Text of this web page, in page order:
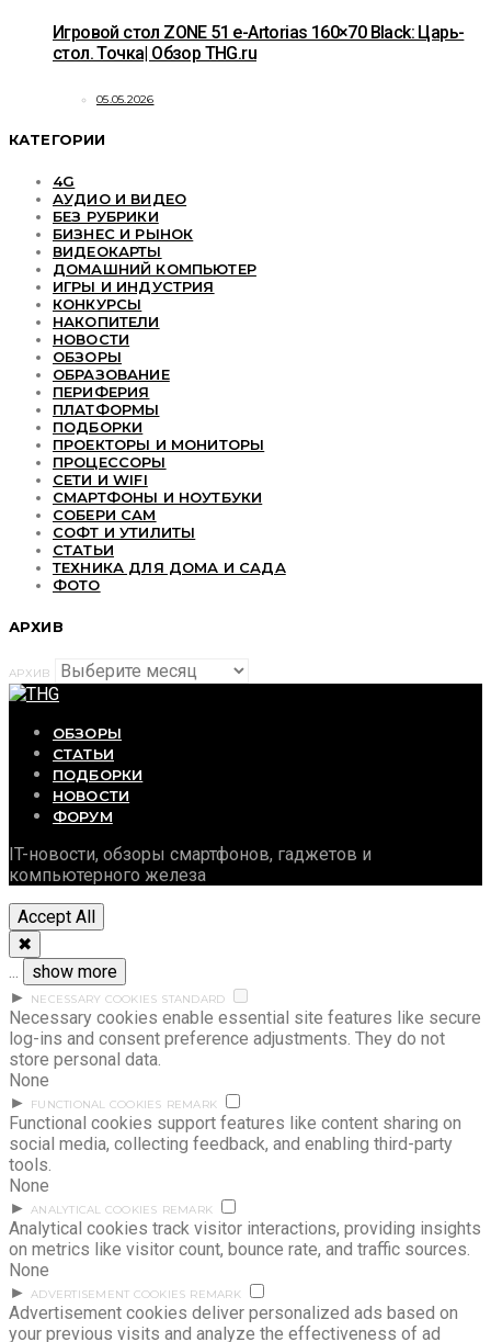
Игровой стол ZONE 51 e-Artorias 160×70 Black: Царь-
стол. Точка| Обзор THG.ru
05.05.2026
КАТЕГОРИИ
4G
АУДИО И ВИДЕО
БЕЗ РУБРИКИ
БИЗНЕС И РЫНОК
ВИДЕОКАРТЫ
ДОМАШНИЙ КОМПЬЮТЕР
ИГРЫ И ИНДУСТРИЯ
КОНКУРСЫ
НАКОПИТЕЛИ
НОВОСТИ
ОБЗОРЫ
ОБРАЗОВАНИЕ
ПЕРИФЕРИЯ
ПЛАТФОРМЫ
ПОДБОРКИ
ПРОЕКТОРЫ И МОНИТОРЫ
ПРОЦЕССОРЫ
СЕТИ И WIFI
СМАРТФОНЫ И НОУТБУКИ
СОБЕРИ САМ
СОФТ И УТИЛИТЫ
СТАТЬИ
ТЕХНИКА ДЛЯ ДОМА И САДА
ФОТО
АРХИВ
АРХИВ
ОБЗОРЫ
СТАТЬИ
ПОДБОРКИ
НОВОСТИ
ФОРУМ
IT-новости, обзоры смартфонов, гаджетов и
компьютерного железа
Accept All
✖
...
show more
►
NECESSARY COOKIES STANDARD
Necessary cookies enable essential site features like secure
log-ins and consent preference adjustments. They do not
store personal data.
None
►
FUNCTIONAL COOKIES REMARK
Functional cookies support features like content sharing on
social media, collecting feedback, and enabling third-party
tools.
None
► ANALYTICAL COOKIES REMARK
Analytical cookies track visitor interactions, providing insights
on metrics like visitor count, bounce rate, and traffic sources.
None
► ADVERTISEMENT COOKIES REMARK
Advertisement cookies deliver personalized ads based on
your previous visits and analyze the effectiveness of ad